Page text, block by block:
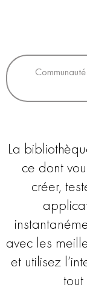
La
ce dont
créer,
avec les
et utilisez
tout